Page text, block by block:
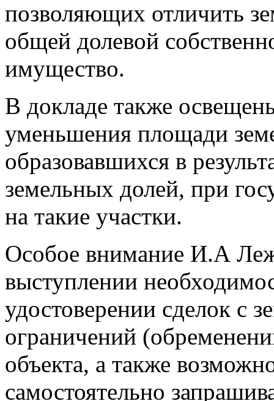
позволяющих отличить
общей долевой
имущество.
В докладе также
уменьшения площади
образовавшихся в
земельных долей, при
на такие участки.
Особое внимание И.А
выступлении
удостоверении сделок с
ограничений
объекта, а также
самостоятельно